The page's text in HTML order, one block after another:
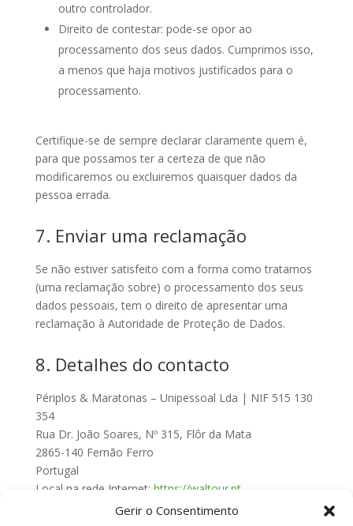
Gerir o Consentimento
outro controlador.
Direito de contestar: pode-se opor ao
processamento dos seus dados. Cumprimos isso,
a menos que haja motivos justificados para o
processamento.
Certifique-se de sempre declarar claramente quem é,
para que possamos ter a certeza de que não
modificaremos ou excluiremos quaisquer dados da
pessoa errada.
7. Enviar uma reclamação
Se não estiver satisfeito com a forma como tratamos
(uma reclamação sobre) o processamento dos seus
dados pessoais, tem o direito de apresentar uma
reclamação à Autoridade de Proteção de Dados.
8. Detalhes do contacto
Périplos & Maratonas – Unipessoal Lda | NIF 515 130
354
Rua Dr. João Soares, Nº 315, Flôr da Mata
2865-140 Fernão Ferro
Portugal
Local na rede Internet: https://waltour.pt
waltour.lisbon@ gmail.com